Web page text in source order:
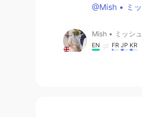
@Mish • ミ
Mish • ミッシ
EN FR JP KR